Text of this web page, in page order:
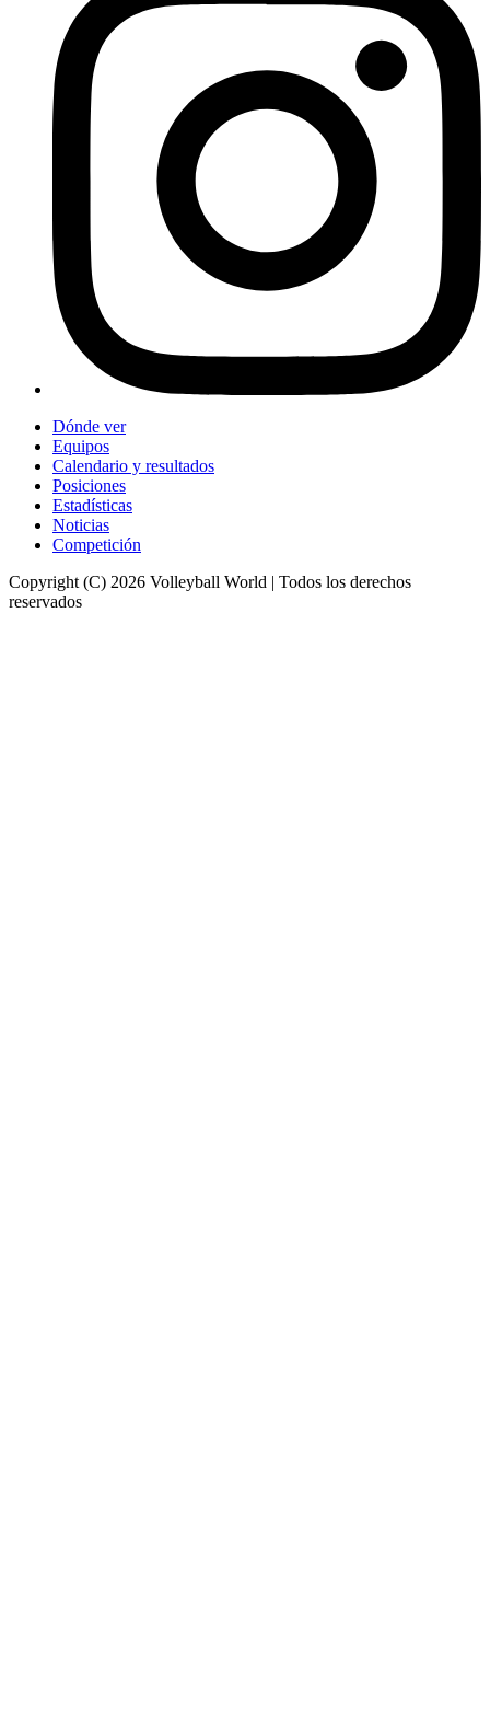
Dónde ver
Equipos
Calendario y resultados
Posiciones
Estadísticas
Noticias
Competición
Copyright (C) 2026 Volleyball World | Todos los derechos
reservados